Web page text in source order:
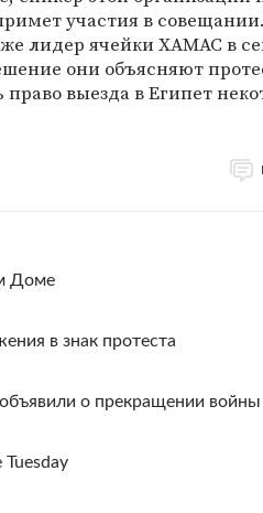
участия в
лидер ячейки ХАМАС в
они объясняют
право выезда в Египет
Доме
в знак протеста
о прекращении войны